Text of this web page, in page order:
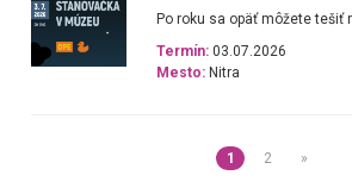
Po roku sa opäť môžete tešiť
Termín: 03.07.2026
Mesto: Nitra
1 2 »